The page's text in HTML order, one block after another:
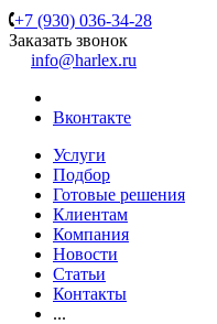
+7 (930) 036-34-28
Заказать звонок
info@harlex.ru
Вконтакте
Услуги
Подбор
Готовые решения
Клиентам
Компания
Новости
Статьи
Контакты
...